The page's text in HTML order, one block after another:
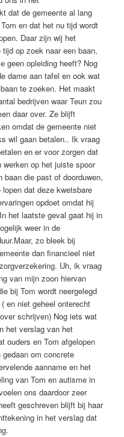
dat de gemeente al lang
en dat het nu tijd wordt
Daar zijn wij het
op zoek naar een baan,
geen opleiding heeft? Nog
dame aan tafel en ook wat
te zoeken. Het maakt
bedrijven waar Teun zou
daar over. Ze blijft
omdat de gemeente niet
wil gaan betalen.. Ik vraag
en er voor zorgen dat
werken op het juiste spoor
die past of doorduwen,
dat deze kwetsbare
opdoet omdat hij
het laatste geval gaat hij in
weer in de
zo bleek bij
dan financieel niet
Uh, ik vraag
van mijn zoon hiervan
bij Tom wordt neergelegd
en niet geheel onterecht
schrijven) Nog iets wat
het verslag van het
ouders en Tom afgelopen
om concrete
aanname en het
van Tom en autisme in
ons daardoor zeer
geschreven blijft bij haar
in het verslag dat